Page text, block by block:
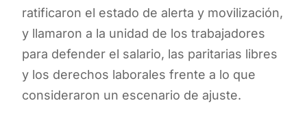
ratificaron el estado de alerta y movilización,
y llamaron a la unidad de los trabajadores
para defender el salario, las paritarias libres
y los derechos laborales frente a lo que
consideraron un escenario de ajuste.